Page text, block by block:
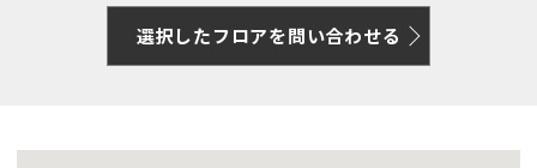
選択したフロアを問い合わせる